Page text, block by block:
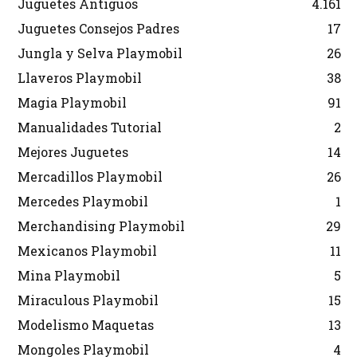
Juguetes Consejos Padres
17
Jungla y Selva Playmobil
26
Llaveros Playmobil
38
Magia Playmobil
91
Manualidades Tutorial
2
Mejores Juguetes
14
Mercadillos Playmobil
26
Mercedes Playmobil
1
Merchandising Playmobil
29
Mexicanos Playmobil
11
Mina Playmobil
5
Miraculous Playmobil
15
Modelismo Maquetas
13
Mongoles Playmobil
4